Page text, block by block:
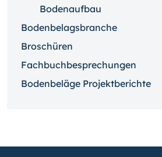
Bodenaufbau
Bodenbelagsbranche
Broschüren
Fachbuchbesprechungen
Bodenbeläge Projektberichte